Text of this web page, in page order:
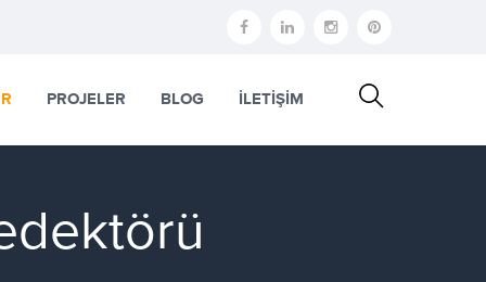
PROJELER BLOG İLETİŞİM